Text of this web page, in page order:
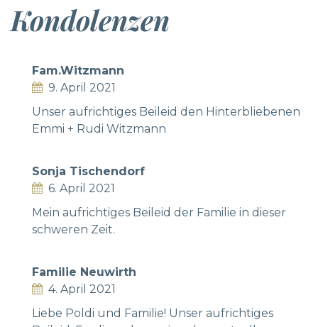
Kondolenzen
Fam.Witzmann
9. April 2021
Unser aufrichtiges Beileid den Hinterbliebenen
Emmi + Rudi Witzmann
Sonja Tischendorf
6. April 2021
Mein aufrichtiges Beileid der Familie in dieser
schweren Zeit.
Familie Neuwirth
4. April 2021
Liebe Poldi und Familie! Unser aufrichtiges